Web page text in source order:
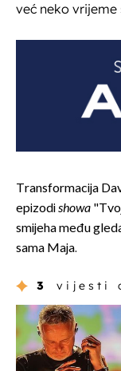
već neko
Transformacija
epizodishowa
smijeha među
sama Maja.
3 vijesti